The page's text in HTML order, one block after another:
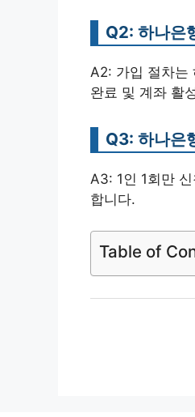
Q2: 하나은
A2: 가입 절차는
완료 및 계좌 활
Q3: 하나은
A3: 1인 1회만
합니다.
Table of